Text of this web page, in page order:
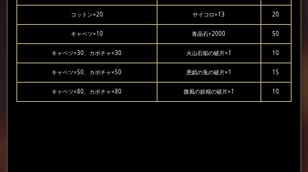
コットン×20 サイコロ×13 20
キャベツ×10 青晶石×2000 50
キャベツ×30、カボチャ×30 火山石焔の破片×1 10
キャベツ×50、カボチャ×50 悪戯の兎の破片×1 15
キャベツ×80、カボチャ×80 微風の妖精の破片×1 10